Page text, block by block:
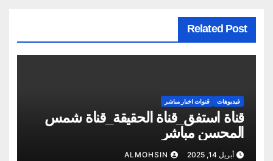
Related Post
فيديوهات قنوات اخبار مباشر
قناة استفق_قناة الحقيقة_قناة شمس
المحسن مباشر
أبريل 14, 2025 ALMOHSIN